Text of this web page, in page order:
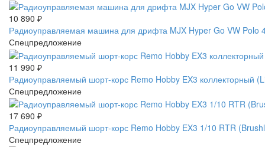
10 890 ₽
Радиоуправляемая машина для дрифта MJX Hyper Go VW Polo
Спецпредложение
11 990 ₽
Радиоуправляемый шорт-корс Remo Hobby EX3 коллекторный
Спецпредложение
17 690 ₽
Радиоуправляемый шорт-корс Remo Hobby EX3 1/10 RTR
Спецпредложение